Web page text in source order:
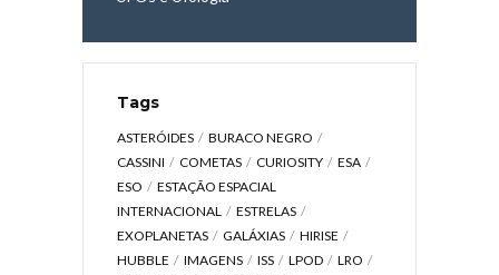
Tags
ASTERÓIDES
BURACO NEGRO
CASSINI
COMETAS CURIOSITY
ESA
ESO
ESTAÇÃO ESPACIAL
INTERNACIONAL
ESTRELAS
EXOPLANETAS
GALÁXIAS
HIRISE
HUBBLE
IMAGENS ISS LPOD
LRO